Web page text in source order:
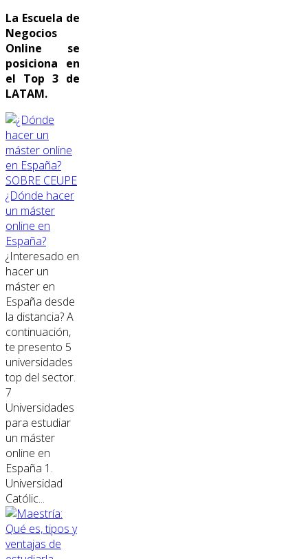
La Escuela de
Negocios
Online se
posiciona en
el Top 3 de
LATAM.
SOBRE CEUPE
¿Dónde hacer
un máster
online en
España?
¿Interesado en
hacer un
máster en
España desde
la distancia? A
continuación,
te presento 5
universidades
top del sector.
7
Universidades
para estudiar
un máster
online en
España 1.
Universidad
Católic...